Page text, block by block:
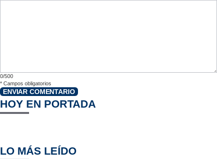
0/500
* Campos obligatorios
ENVIAR COMENTARIO
HOY EN PORTADA
LO MÁS LEÍDO